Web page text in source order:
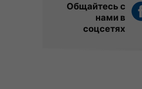
Общайтесь с
нами в
соцсетях